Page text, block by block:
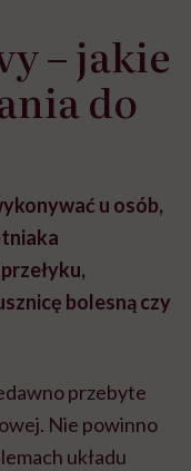
– jakie
do
u osób,
bolesną czy
przebyte
Nie powinno
układu